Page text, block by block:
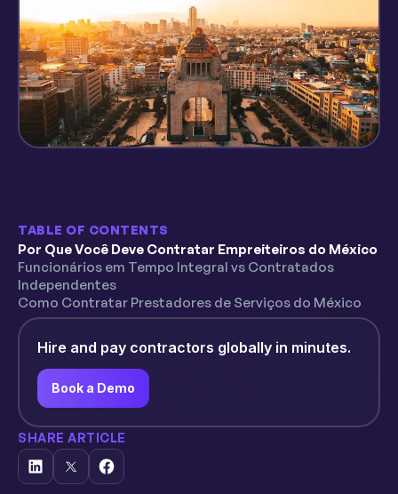
TABLE OF CONTENTS
Por Que Você Deve Contratar Empreiteiros do México
Funcionários em Tempo Integral vs Contratados
Independentes
Como Contratar Prestadores de Serviços do México
Hire and pay contractors globally in minutes.
Book a Demo
SHARE ARTICLE